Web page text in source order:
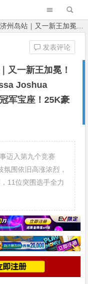
Gebissa Joshua Alemayehu登顶巡游豪客主赛冠军宝座！25K豪客赛明日拉开战幕
又一新王加冕！
Joshua
军宝座！25K豪
发表评论
迈入第九个竞赛
围依旧高涨浓烈，
11位突围选手全力